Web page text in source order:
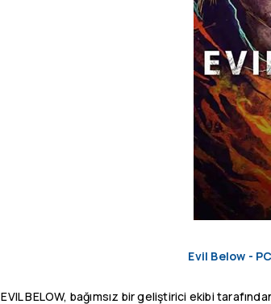
Evil Below -
EVIL BELOW, bağımsız bir geliştirici ekibi